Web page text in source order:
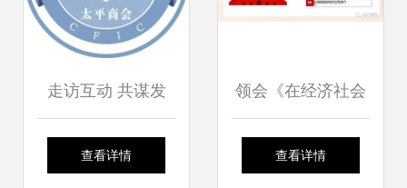
走访互动 共谋发
展---安宁市工商联
查看详情
领会《在经济社会
领域专家座谈会上
查看详情